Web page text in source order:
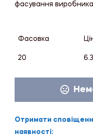
фасування виробника
Фасовка
20 6.3
Отримати
наявності: